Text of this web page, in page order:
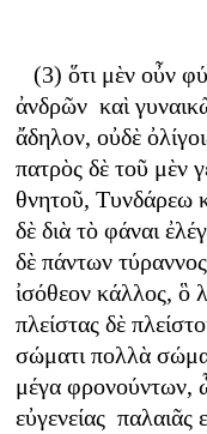
(3) ὅτι μὲν οὖν
ἀνδρῶν καὶ
ἄδηλον, οὐδὲ
πατρὸς δὲ τοῦ μὲν
θνητοῦ, Τυνδάρεω
δὲ διὰ τὸ φάναι
δὲ πάντων
ἰσόθεον κάλλος, ὃ
πλείστας δὲ
σώματι πολλὰ
μέγα φρονούντων,
εὐγενείας παλαιᾶς